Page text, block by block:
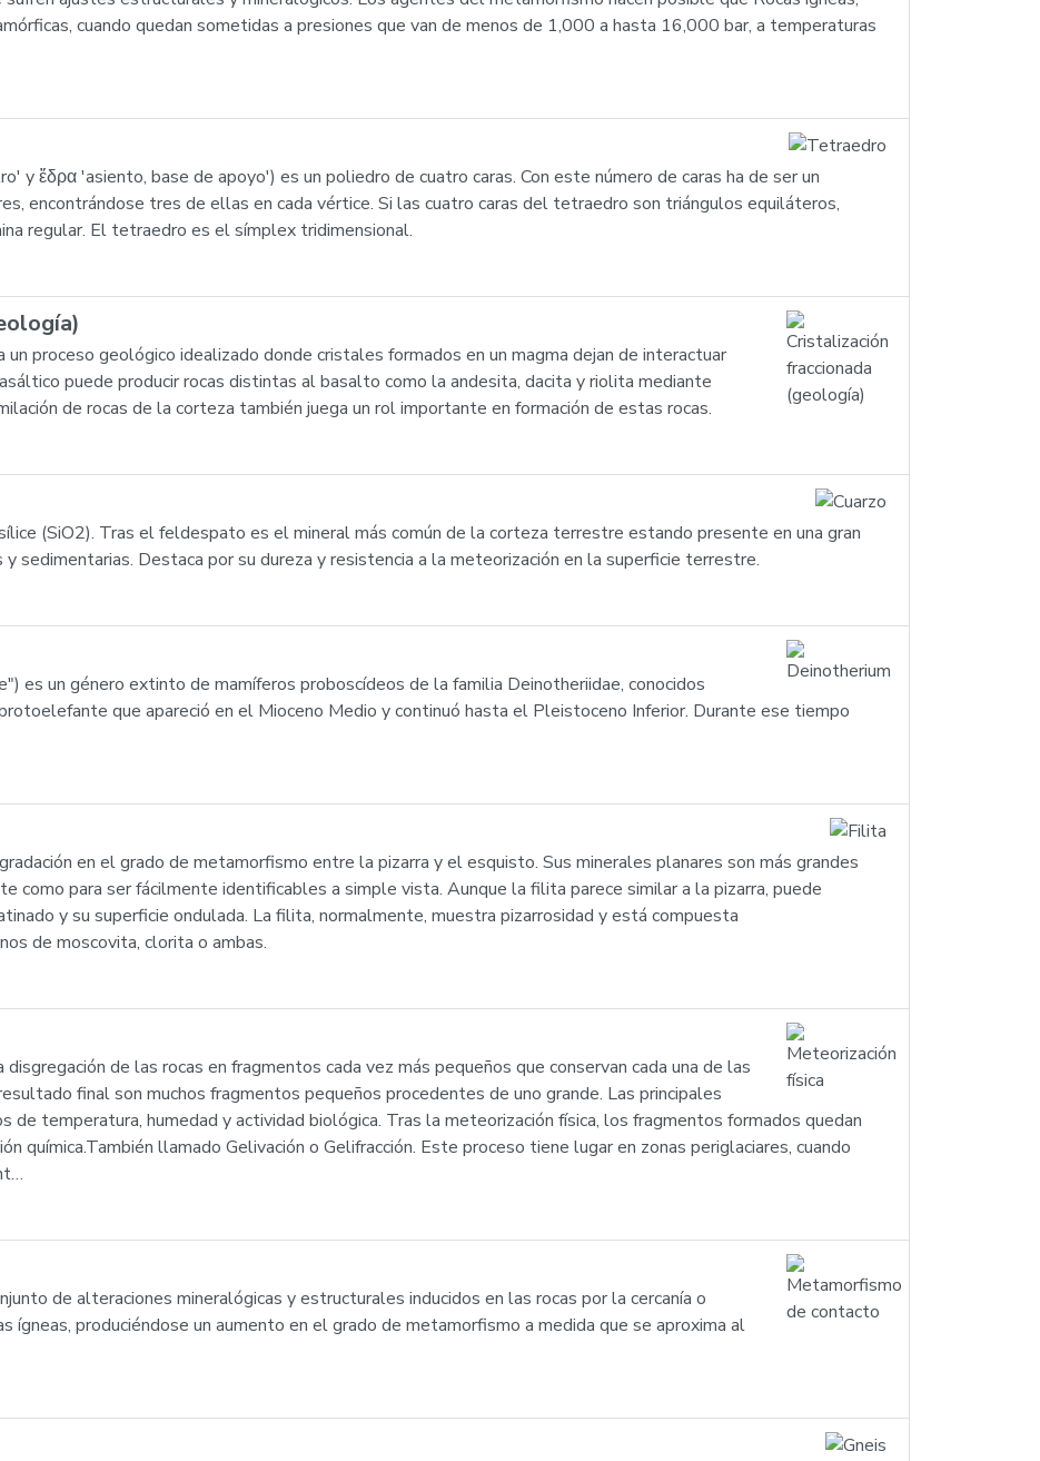
cuando quedan sometidas a presiones que van de menos de 1,000 a hasta 16,000 bar, a temperaturas
y ἕδρα 'asiento, base de apoyo') es un poliedro de cuatro caras. Con este número de caras ha de ser un
encontrándose tres de ellas en cada vértice. Si las cuatro caras del tetraedro son triángulos equiláteros,
regular. El tetraedro es el símplex tridimensional.
un proceso geológico idealizado donde cristales formados en un magma dejan de interactuar
puede producir rocas distintas al basalto como la andesita, dacita y riolita mediante
de rocas de la corteza también juega un rol importante en formación de estas rocas.
(SiO2). Tras el feldespato es el mineral más común de la corteza terrestre estando presente en una gran
sedimentarias. Destaca por su dureza y resistencia a la meteorización en la superficie terrestre.
es un género extinto de mamíferos proboscídeos de la familia Deinotheriidae, conocidos
que apareció en el Mioceno Medio y continuó hasta el Pleistoceno Inferior. Durante ese tiempo
en el grado de metamorfismo entre la pizarra y el esquisto. Sus minerales planares son más grandes
como para ser fácilmente identificables a simple vista. Aunque la filita parece similar a la pizarra, puede
y su superficie ondulada. La filita, normalmente, muestra pizarrosidad y está compuesta
de moscovita, clorita o ambas.
de las rocas en fragmentos cada vez más pequeños que conservan cada una de las
final son muchos fragmentos pequeños procedentes de uno grande. Las principales
de temperatura, humedad y actividad biológica. Tras la meteorización física, los fragmentos formados quedan
química.También llamado Gelivación o Gelifracción. Este proceso tiene lugar en zonas periglaciares, cuando
de alteraciones mineralógicas y estructurales inducidos en las rocas por la cercanía o
ígneas, produciéndose un aumento en el grado de metamorfismo a medida que se aproxima al